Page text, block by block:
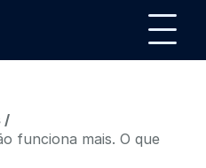
/
funciona mais. O que